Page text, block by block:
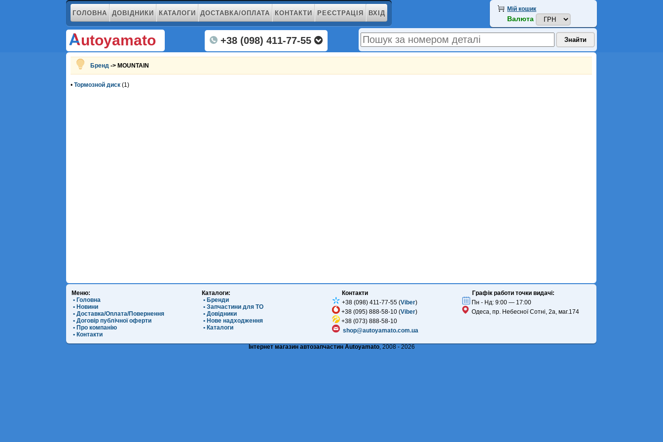
ГОЛОВНА ДОВІДНИКИ КАТАЛОГИ ДОСТАВКА/ОПЛАТА КОНТАКТИ РЕЄСТРАЦІЯ ВХІД
utoyamato +38 (098) 411-77-55
Мій кошик
Валюта
Бренд -> MOUNTAIN
•Тормозной диск (1)
Меню:
• Головна
• Новини
• Доставка/Оплата/Повернення
• Договір публічної оферти
• Про компанію
• Контакти
Каталоги:
• Бренди
• Запчастини для ТО
• Довідники
• Нове надходження
• Каталоги
Контакти
+38 (098) 411-77-55 (Viber)
+38 (095) 888-58-10 (Viber)
+38 (073) 888-58-10
shop@autoyamato.com.ua
Графік работи точки видачі:
Пн - Нд: 9:00 — 17:00
Одеса, пр. Небесної Сотні, 2а, маг.174
Інтернет магазин автозапчастин Autoyamato, 2008 - 2026